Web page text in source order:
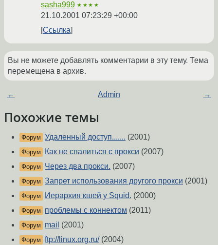
sasha999 ★★★★
21.10.2001 07:23:29 +00:00
Ссылка
Вы не можете добавлять комментарии в эту тему. Тема
перемещена в архив.
← Admin →
Похожие темы
Форум Удаленный доступ....... (2001)
Форум Как не спалиться с прокси (2007)
Форум Через два прокси. (2007)
Форум Запрет использования другого прокси (2001)
Форум Иерархия кшей у Squid. (2000)
Форум проблемы с коннектом (2011)
Форум mail (2001)
Форум ftp://linux.org.ru/(2004)